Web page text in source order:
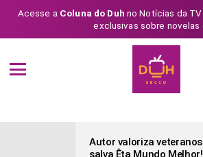
Acesse a Coluna do Duh no Notícias da
exclusivas sobre novelas
Autor valoriza
salva Êta Mundo